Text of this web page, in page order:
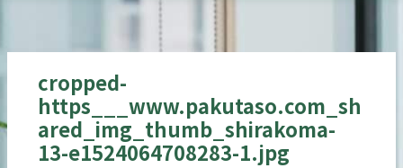
cropped-
https___www.pakutaso.com_sh
ared_img_thumb_shirakoma-
13-e1524064708283-1.jpg